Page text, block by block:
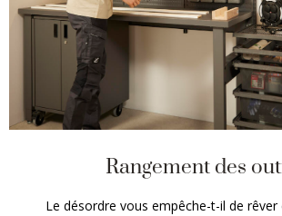
Rangement des
Le désordre vous empêche-t-il de rêver